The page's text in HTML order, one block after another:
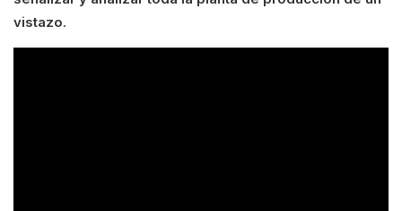
vistazo.